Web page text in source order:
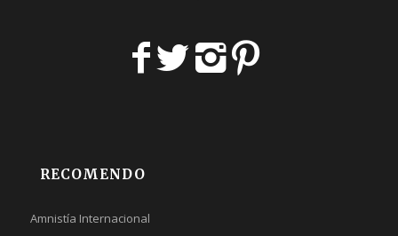
RECOMENDO
Amnistía Internacional